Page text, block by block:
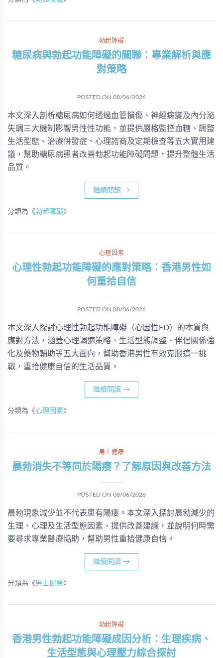
勃起障礙
糖尿病與勃起功能障礙的關聯：專業解析與應
對策略
POSTED ON 08/06/2026
本文深入剖析糖尿病如何透過血管損傷、神經病變及內分泌
失調三大機制影響男性性功能，並提供嚴格監控血糖、調整
生活型態、治療併發症、心理諮商及定期檢查等五大實用建
議，幫助糖尿病患者改善勃起功能障礙問題，提升整體生活
品質。
繼續閱讀 →
分類為《勃起障礙》
心理因素
心理性勃起功能障礙的應對策略：香港男性如
何重拾自信
POSTED ON 08/06/2026
本文深入探討心理性勃起功能障礙（心因性ED）的本質與
應對方法，涵蓋心理調適策略、生活型態調整、伴侶關係強
化及藥物輔助等五大面向，幫助香港男性有效克服這一挑
戰，重拾健康自信的生活品質。
繼續閱讀 →
分類為《心理因素》
男士健康
晨勃消失不等同於陽痿？了解原因與改善方法
POSTED ON 08/06/2026
晨勃現象減少並不代表患有陽痿。本文深入探討晨勃減少的
生理、心理及生活型態因素，提供改善建議，並說明何時需
要尋求專業醫療協助，幫助男性重拾健康自信。
繼續閱讀 →
分類為《男士健康》
勃起障礙
香港男性勃起功能障礙成因分析：生理疾病、
生活型態與心理壓力綜合探討